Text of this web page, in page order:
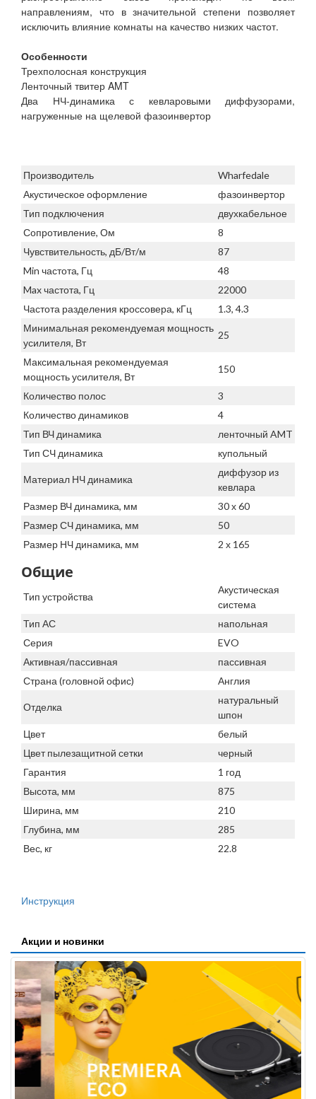
направлениям, что в значительной степени позволяет
исключить влияние комнаты на качество низких частот.
Особенности
Трехполосная конструкция
Ленточный твитер AMT
Два НЧ-динамика с кевларовыми диффузорами,
нагруженные на щелевой фазоинвертор
Производитель
Wharfedale
Акустическое оформление
фазоинвертор
Тип подключения
двухкабельное
Сопротивление, Ом
8
Чувствительность, дБ/Вт/м
87
Min частота, Гц
48
Max частота, Гц
22000
Частота разделения кроссовера, кГц
1.3, 4.3
Минимальная рекомендуемая мощность
усилителя, Вт
25
Максимальная рекомендуемая
мощность усилителя, Вт
150
Количество полос
3
Количество динамиков
4
Тип ВЧ динамика
ленточный AMT
Тип СЧ динамика
купольный
Материал НЧ динамика
диффузор из
кевлара
Размер ВЧ динамика, мм
30 х 60
Размер СЧ динамика, мм
50
Размер НЧ динамика, мм
2 х 165
Общие
Тип устройства
Акустическая
система
Тип АС
напольная
Серия
EVO
Активная/пассивная
пассивная
Страна (головной офис)
Англия
Отделка
натуральный
шпон
Цвет
белый
Цвет пылезащитной сетки
черный
Гарантия
1 год
Высота, мм
875
Ширина, мм
210
Глубина, мм
285
Вес, кг
22.8
Инструкция
Акции и новинки